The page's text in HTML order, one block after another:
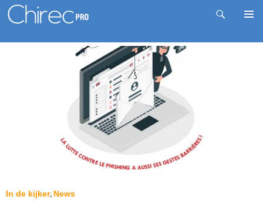
Zoeken
In de kijker, News